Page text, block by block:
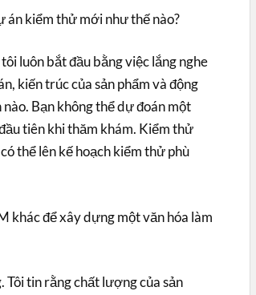
kiểm thử mới như thế nào?
luôn bắt đầu bằng việc lắng nghe
kiến trúc của sản phẩm và động
Bạn không thể dự đoán một
tiên khi thăm khám. Kiểm thử
thể lên kế hoạch kiểm thử phù
khác để xây dựng một văn hóa làm
tin rằng chất lượng của sản